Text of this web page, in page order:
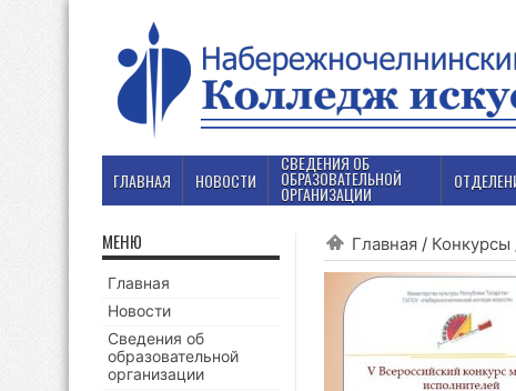
ГЛАВНАЯ НОВОСТИ
СВЕДЕНИЯ ОБ
ОБРАЗОВАТЕЛЬНОЙ
ОРГАНИЗАЦИИ
Главная / Конкурсы
МЕНЮ
Главная
Новости
Сведения об
образовательной
организации